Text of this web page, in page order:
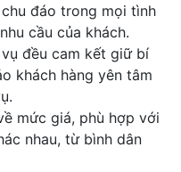
đáo trong mọi tình
cầu của khách.
đều cam kết giữ bí
khách hàng yên tâm
mức giá, phù hợp với
nhau, từ bình dân